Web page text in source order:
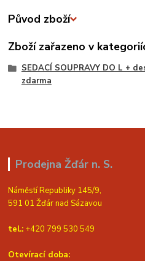
Původ zboží
Zboží zařazeno v
SEDACÍ SOUPRAVY DO L +
zdarma
Prodejna Žďár n. S.
Náměstí Republiky 145/9,
591 01 Žďár nad Sázavou
tel.: +420 799 530 549
Otevírací doba: